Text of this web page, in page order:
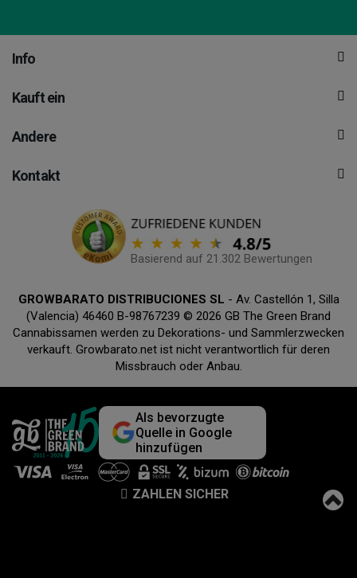
Info
Kauft ein
Andere
Kontakt
Basierend auf 21.302 Bewertungen
GROWBARATO DISTRIBUCIONES SL - Av. Castellón 1, Silla
(Valencia) 46460 B-98767239 © 2026 GB The Green Brand
Cannabissamen werden zu Dekorations- und Sammlerzwecken
verkauft. Growbarato.net ist nicht verantwortlich für deren
Missbrauch oder Anbau.
Als bevorzugte
Quelle in Google
hinzufügen
ZAHLEN SICHER